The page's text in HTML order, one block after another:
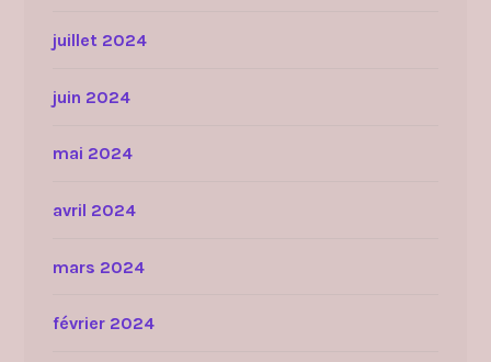
juillet 2024
juin 2024
mai 2024
avril 2024
mars 2024
février 2024